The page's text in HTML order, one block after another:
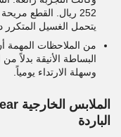
252 ريال. القطع
يتحمل الغسيل المتكرر
البساطة الأنيقة بدلاً
وسهلة الارتداء يومياً.
الباردة